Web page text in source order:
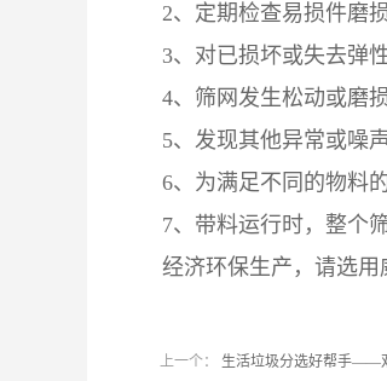
2、定期检查易损件磨
3、对已损坏或失去弹
4、筛网发生松动或磨
5、发现其他异常或噪
6、为满足不同的物料
7、带料运行时，整个
经济环保生产，请选用
上一个：
生活垃圾分选好帮手——